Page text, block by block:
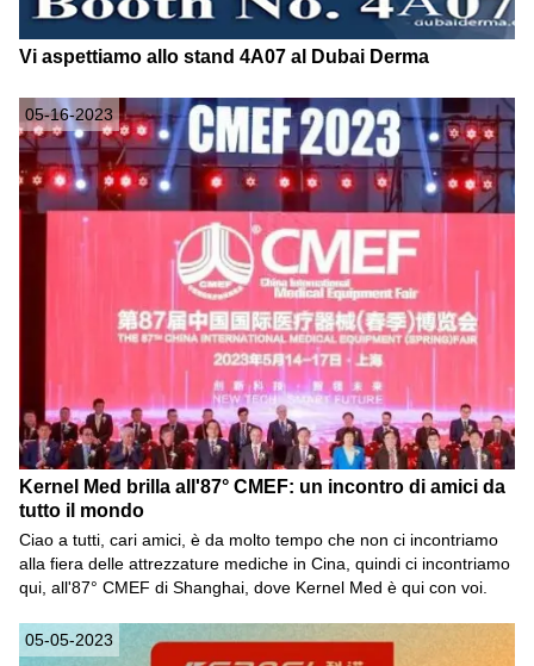
Vi aspettiamo allo stand 4A07 al Dubai Derma
05-16-2023
Kernel Med brilla all'87° CMEF: un incontro di amici da
tutto il mondo
Ciao a tutti, cari amici, è da molto tempo che non ci incontriamo
alla fiera delle attrezzature mediche in Cina, quindi ci incontriamo
qui, all'87° CMEF di Shanghai, dove Kernel Med è qui con voi.
05-05-2023